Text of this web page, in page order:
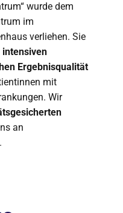
wurde dem
im
verliehen. Sie
Ergebnisqualität
mit
Wir
an
.